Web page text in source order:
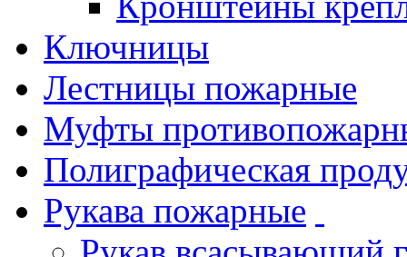
Ключницы
Лестницы пожарные
Муфты
Полиграфическая
Рукава пожарные